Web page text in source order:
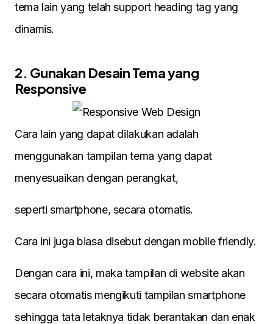
tema lain yang telah support heading tag yang
dinamis.
2. Gunakan Desain Tema yang
Responsive
Cara lain yang dapat dilakukan adalah
menggunakan tampilan tema yang dapat
menyesuaikan dengan perangkat,
seperti smartphone, secara otomatis.
Cara ini juga biasa disebut dengan mobile friendly.
Dengan cara ini, maka tampilan di website akan
secara otomatis mengikuti tampilan smartphone
sehingga tata letaknya tidak berantakan dan enak